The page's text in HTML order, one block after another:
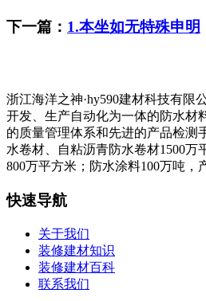
下一篇： 1.本坐如无特殊申明
浙江海洋之神·hy590建材科技有限
开发、生产自动化为一体的防水材
的质量管理体系和先进的产品检测
水卷材、自粘沥青防水卷材1500万
800万平方米；防水涂料100万吨，
快速导航
关于我们
装修建材知识
装修建材百科
联系我们